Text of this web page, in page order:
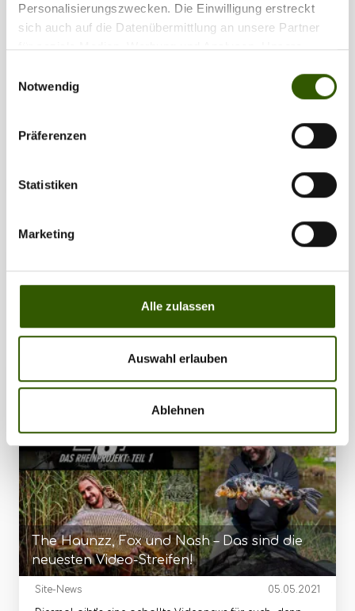
Personalisierungszwecken. Die Einwilligung erstreckt
sich auch auf die Datenübermittlung an unsere Partner
für soziale Medien, Werbung und Analysen. Unsere
weiteren Daten zusammen, die Sie ihnen bereitgestellt
haben oder die sie im Rahmen Ihrer Nutzung der Dienste
Notwendig
Präferenzen
Statistiken
Marketing
Alle zulassen
Auswahl erlauben
Ablehnen
Site-News
136
Interessant für dich
The Haunzz, Fox und Nash – Das sind die
neuesten Video-Streifen!
Site-News 05.05.2021